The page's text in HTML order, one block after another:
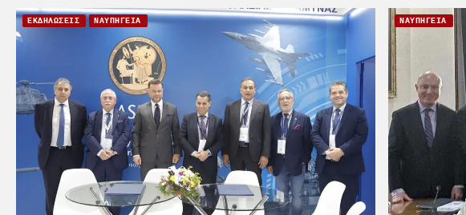
ΕΚΔΗΛΩΣΕΙΣ ΝΑΥΠΗΓΕΙΑ ΝΑΥΠΗΓΕΙΑ